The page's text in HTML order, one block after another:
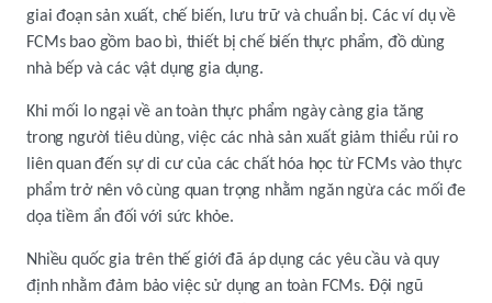
giai đoạn sản xuất, chế biến, lưu trữ và chuẩn bị. Các ví dụ về
FCMs bao gồm bao bì, thiết bị chế biến thực phẩm, đồ dùng
nhà bếp và các vật dụng gia dụng.
Khi mối lo ngại về an toàn thực phẩm ngày càng gia tăng
trong người tiêu dùng, việc các nhà sản xuất giảm thiểu rủi ro
liên quan đến sự di cư của các chất hóa học từ FCMs vào thực
phẩm trở nên vô cùng quan trọng nhằm ngăn ngừa các mối đe
dọa tiềm ẩn đối với sức khỏe.
Nhiều quốc gia trên thế giới đã áp dụng các yêu cầu và quy
định nhằm đảm bảo việc sử dụng an toàn FCMs. Đội ngũ